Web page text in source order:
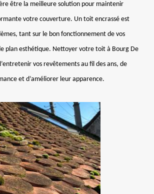
être la meilleure solution pour maintenir
votre couverture. Un toit encrassé est
tant sur le bon fonctionnement de vos
plan esthétique. Nettoyer votre toit à Bourg De
vos revêtements au fil des ans, de
et d’améliorer leur apparence.